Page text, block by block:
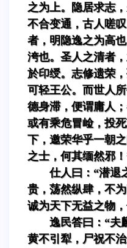
之为上。隐居求志
不合变通，古人嗟
者，明隐逸之为高
洿也。圣人之清者
於印绶。志修遗荣
可轻王公。而世人
德身滞，便谓庸人
或有乘危冒崄，投
下，邀荣华乎一朝
之士，何其缅然邪
仕人曰：“潜退
贵，荡然纵肆，不
诚为天下无益之物
逸民答曰：“夫
黄不引犁，尸祝不